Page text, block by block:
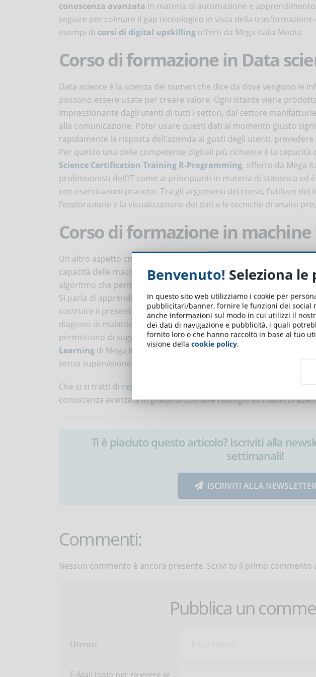
conoscenza avanzata in materia di automazione e
seguire per colmare il gap tecnologico in vista della trasformazione
esempi di corsi di digital upskilling offerti da Mega Italia Media.
Corso di formazione in Data
Data science è la scienza dei numeri che dice da dove vengono le
possono essere usate per creare valore. Ogni istante viene
impressionante dagli utenti di tutti i settori, dal settore
alla comunicazione. Poter usare questi dati al momento giusto
rapidamente la risposta dell’azienda ai gusti degli utenti,
Per questo una delle competenze digitali più richieste è la capacità
Science Certification Training R-Programming, offerto da Mega
professionisti dell’IT come ai principianti in materia di statistica ed
con esercitazioni pratiche. Tra gli argomenti del corso, l’utilizzo
l’esplorazione e la visualizzazione dei dati e le tecniche di analisi
Corso di formazione in
Un altro aspetto cruciale della trasformazione digitale riguarda il
capacità delle macchine di apprendere e risolvere problemi
algoritmo che permette al computer di fornire risultati analizzando
Si parla di apprendimento automatico perché la macchina usa
costruire il presente. Alcune applicazioni pratiche sono il
diagnosi di malattie, l’andamento di variabili finanziarie e tutti i casi
permettono di suggerire prodotti o servizi agli utenti, come nell’e-
Learning di Mega Italia Media offre un approfondimento su dati in
senza supervisione, regressione, classificazione e creazione di
Che si si tratti di reskilling o upskilling
, la formazione online è
conoscenza avanzata in grado di colmare i bisogni formativi di
Ti è piaciuto questo articolo? Iscriviti alla
settimanali!
ISCRIVITI ALLA NEWSLETTER
Commenti:
Nessun commento è ancora presente. Scrivi tu il primo commento
Pubblica un
Utente:
E-Mail (solo per ricevere le
Benvenuto! Seleziona
In questo sito web utilizziamo i cookie per
pubblicitari/banner, fornire le funzioni dei social
anche informazioni sul modo in cui utilizzi il
dei dati di navigazione e pubblicità, i quali
fornito loro o che hanno raccolto in base al tuo
visione della cookie policy.